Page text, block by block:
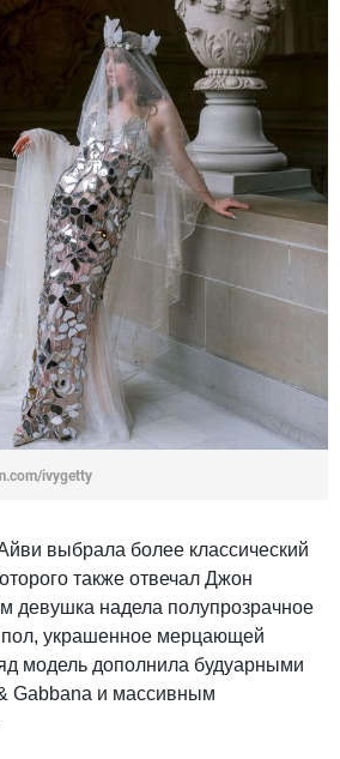
ivygetty
выбрала более классический
также отвечал Джон
девушка надела полупрозрачное
украшенное мерцающей
модель дополнила будуарными
Gabbana и массивным